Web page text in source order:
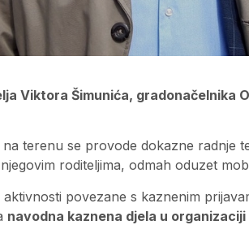
Viktora Šimunića, gradonačelnika
terenu se provode dokazne radnje
roditeljima, odmah oduzet
povezane s kaznenim
navodna kaznena djela u